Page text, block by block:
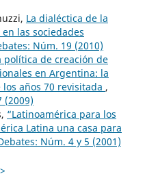
La dialéctica de la
las sociedades
Núm. 19 (2010)
política de creación de
en Argentina: la
años 70 revisitada ,
(2009)
“Latinoamérica para los
Latina una casa para
Núm. 4 y 5 (2001)